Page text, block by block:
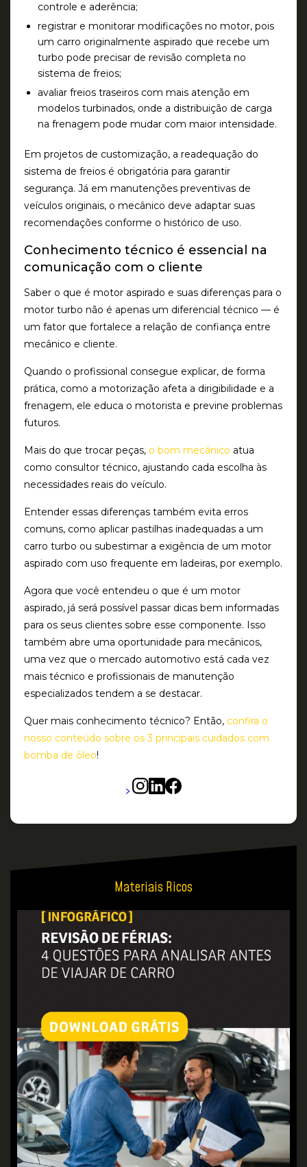
controle e aderência;
registrar e monitorar modificações no motor, pois
um carro originalmente aspirado que recebe um
turbo pode precisar de revisão completa no
sistema de freios;
avaliar freios traseiros com mais atenção em
modelos turbinados, onde a distribuição de carga
na frenagem pode mudar com maior intensidade.
Em projetos de customização, a readequação do
sistema de freios é obrigatória para garantir
segurança. Já em manutenções preventivas de
veículos originais, o mecânico deve adaptar suas
recomendações conforme o histórico de uso.
Conhecimento técnico é essencial na
comunicação com o cliente
Saber o que é motor aspirado e suas diferenças para o
motor turbo não é apenas um diferencial técnico — é
um fator que fortalece a relação de confiança entre
mecânico e cliente.
Quando o profissional consegue explicar, de forma
prática, como a motorização afeta a dirigibilidade e a
frenagem, ele educa o motorista e previne problemas
futuros.
Mais do que trocar peças, o bom mecânico atua
como consultor técnico, ajustando cada escolha às
necessidades reais do veículo.
Entender essas diferenças também evita erros
comuns, como aplicar pastilhas inadequadas a um
carro turbo ou subestimar a exigência de um motor
aspirado com uso frequente em ladeiras, por exemplo.
Agora que você entendeu o que é um motor
aspirado, já será possível passar dicas bem informadas
para os seus clientes sobre esse componente. Isso
também abre uma oportunidade para mecânicos,
uma vez que o mercado automotivo está cada vez
mais técnico e profissionais de manutenção
especializados tendem a se destacar.
Quer mais conhecimento técnico? Então, confira o
nosso conteúdo sobre os 3 principais cuidados com
bomba de óleo!
>
Materiais Ricos